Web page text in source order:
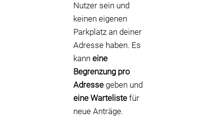
Nutzer sein und
keinen eigenen
Parkplatz an deiner
Adresse haben. Es
kann eine
Begrenzung pro
Adresse geben und
eine Warteliste für
neue Anträge.